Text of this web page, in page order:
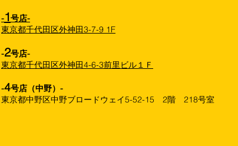
-1号店-
東京都千代田区外神田3-7-9 1F
-2号店-
東京都千代田区外神田4-6-3前里ビル１Ｆ
-4号店（中野）-
東京都中野区中野ブロードウェイ5-52-15 2階 218号室